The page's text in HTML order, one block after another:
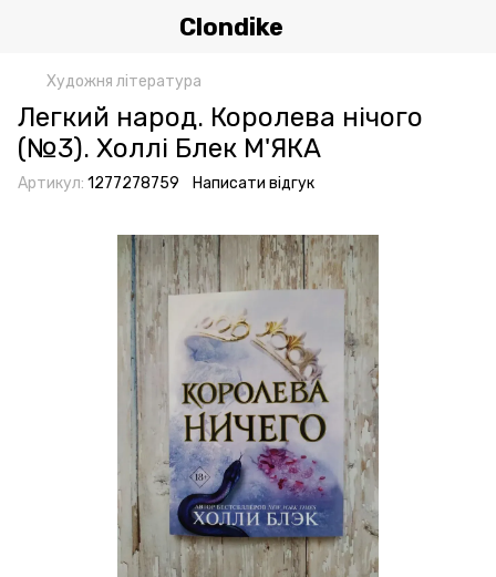
Clondike
Художня література
Легкий народ. Королева нічого
(№3). Холлі Блек М'ЯКА
Артикул: 1277278759 Написати відгук